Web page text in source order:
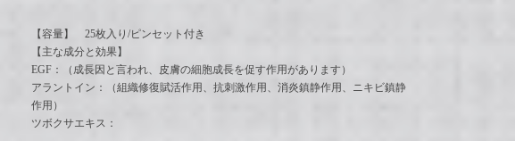
【容量】 25枚入り/ピンセット付き
【主な成分と効果】
EGF：（成長因と言われ、皮膚の細胞成長を促す作用があります）
アラントイン：（組織修復賦活作用、抗刺激作用、消炎鎮静作用、ニキビ鎮静
作用）
ツボクサエキス：